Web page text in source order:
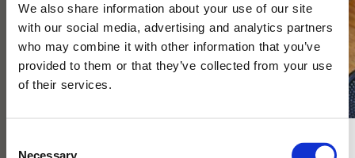
We also share information about your use of our site
with our social media, advertising and analytics partners
who may combine it with other information that you’ve
provided to them or that they’ve collected from your use
of their services.
Necessary
Nydesignade, högkvalitativa och svensktillverkade produkter
med Bersådekoren av Stig Lindberg (1916-1982).